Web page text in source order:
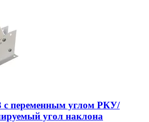
переменным углом РКУ/
угол наклона